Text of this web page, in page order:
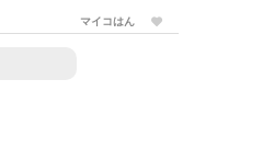
マイコはん